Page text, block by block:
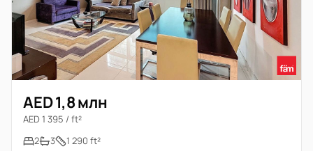
AED 1,8 млн
AED 1 395 / ft²
2
3 1 290 ft²